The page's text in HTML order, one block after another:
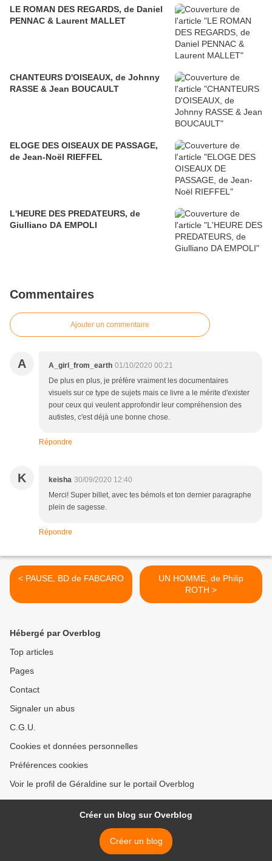
LE ROMAN DES REGARDS, de Daniel
PENNAC & Laurent MALLET
CHANTEURS D'OISEAUX, de Johnny
RASSE & Jean BOUCAULT
ELOGE DES OISEAUX DE PASSAGE,
de Jean-Noël RIEFFEL
L'HEURE DES PREDATEURS, de
Giulliano DA EMPOLI
Commentaires
Ajouter un commentaire
A A_girl_from_earth 01/10/2020 00:21
De plus en plus, je préfère vraiment les documentaires
visuels sur ce type de sujets mais ce livre a le mérite d'exister
pour ceux qui veulent approfondir leur compréhension des
autistes, c'est déjà une bonne chose.
Répondre
K keisha 30/09/2020 12:40
Merci! Super billet, avec tes bémols et ton dernier paragraphe
plein de sagesse.
Répondre
< PAUSE, BD de FABCARO
UN HOMME, de Philip
ROTH >
Hébergé par Overblog
Top articles
Pages
Contact
Signaler un abus
C.G.U.
Cookies et données personnelles
Préférences cookies
Voir le profil de Géraldine sur le portail Overblog
Créer un blog sur Overblog
Créer un blog